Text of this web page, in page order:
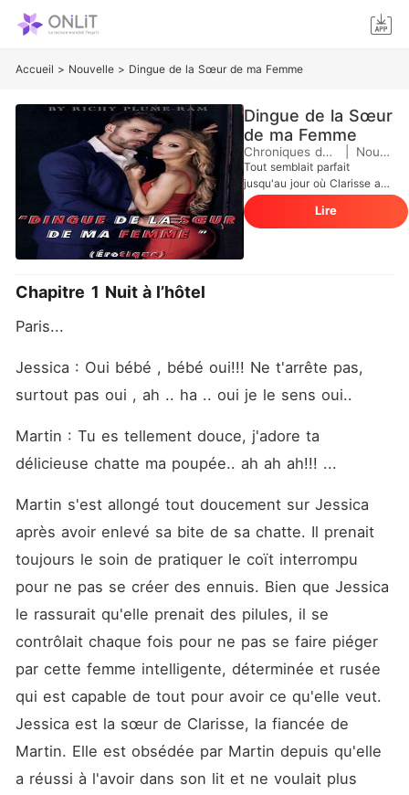
Accueil > Nouvelle > Dingue de la Sœur de ma Femme
Dingue de la Sœur
de ma Femme
Chroniques de Plume Nouvelle
Tout semblait parfait
jusqu'au jour où Clarisse a
été mise à la tête de
l'entreprise de son père.
Cette belle, séduisante et
Jessica entretenait une
relation purement sexuelle
avec son mari, décidé à ce
rester avec eux. Qu'est-ce
qui se passera selon vous ?
Je vous laisse découvrir
s'ouvre à vous.
Lire
Chapitre 1 Nuit à l’hôtel
Paris...
Jessica : Oui bébé , bébé oui!!! Ne t'arrête pas,
surtout pas oui , ah .. ha .. oui je le sens oui..
Martin : Tu es tellement douce, j'adore ta
délicieuse chatte ma poupée.. ah ah ah!!! ...
Martin s'est allongé tout doucement sur Jessica
après avoir enlevé sa bite de sa chatte. Il prenait
toujours le soin de pratiquer le coït interrompu
pour ne pas se créer des ennuis. Bien que Jessica
le rassurait qu'elle prenait des pilules, il se
contrôlait chaque fois pour ne pas se faire piéger
par cette femme intelligente, déterminée et rusée
qui est capable de tout pour avoir ce qu'elle veut.
Jessica est la sœur de Clarisse, la fiancée de
Martin. Elle est obsédée par Martin depuis qu'elle
a réussi à l'avoir dans son lit et ne voulait plus